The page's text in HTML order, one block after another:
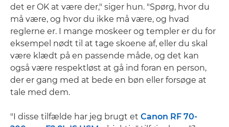
det er OK at være der," siger hun. "Spørg, hvor du
må være, og hvor du ikke må være, og hvad
reglerne er. I mange moskeer og templer er du for
eksempel nødt til at tage skoene af, eller du skal
være klædt på en passende måde, og det kan
også være respektløst at gå ind foran en person,
der er gang med at bede en bøn eller forsøge at
tale med dem.
"I disse tilfælde har jeg brugt et Canon RF 70-